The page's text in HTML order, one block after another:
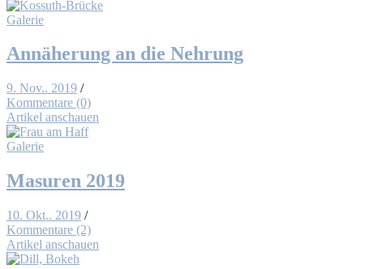
Galerie
An­nä­he­rung an die Neh­rung
9. Nov.. 2019 /
Kommentare (0)
Artikel anschauen
Galerie
Ma­su­ren 2019
10. Okt.. 2019 /
Kommentare (2)
Artikel anschauen